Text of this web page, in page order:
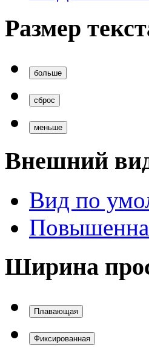
меньше
Внешний вид:
Вид по
Ширина
Плавающая
Полная
Вверх